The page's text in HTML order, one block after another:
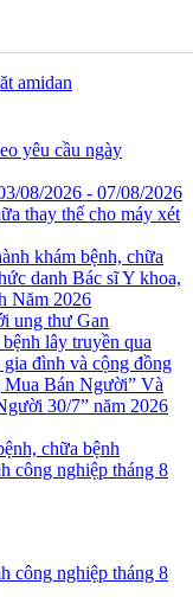
amidan
yêu cầu ngày
08/2026 - 07/08/2026
thay thế cho máy xét
khám bệnh, chữa
danh Bác sĩ Y khoa,
Năm 2026
ung thư Gan
lây truyền qua
đình và cộng đồng
Bán Người” Và
30/7” năm 2026
chữa bệnh
công nghiệp tháng 8
công nghiệp tháng 8